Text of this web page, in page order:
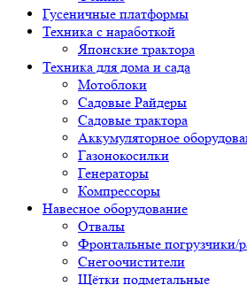
Гусеничные платформы
Техника с наработкой
Японские трактора
Техника для дома и сада
Мотоблоки
Садовые Райдеры
Садовые трактора
Аккумуляторное
Газонокосилки
Генераторы
Компрессоры
Навесное оборудование
Отвалы
Фронтальные погрузчики/
Снегоочистители
Щётки подметальные